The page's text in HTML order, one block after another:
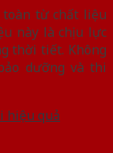
từ chất liệu
này là chịu lực
thời tiết. Không
dưỡng và thi